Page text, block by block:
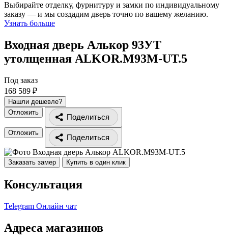
Выбирайте отделку, фурнитуру и замки по индивидуальному
заказу — и мы создадим дверь точно по вашему желанию.
Узнать больше
Входная дверь Алькор 93УТ
утолщенная ALKOR.M93M-UT.5
Под заказ
168 589 ₽
Нашли дешевле?
Отложить
Поделиться
Отложить
Поделиться
Заказать замер Купить в один клик
Консультация
Telegram Онлайн чат
Адреса магазинов